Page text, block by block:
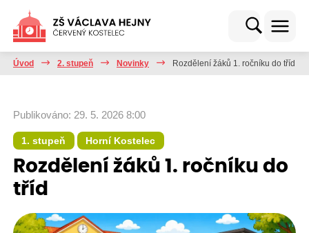
Úvod 2. stupeň Novinky Rozdělení žáků 1. ročníku do tříd
Publikováno: 29. 5. 2026 8:00
1. stupeň Horní Kostelec
Rozdělení žáků 1. ročníku do
tříd